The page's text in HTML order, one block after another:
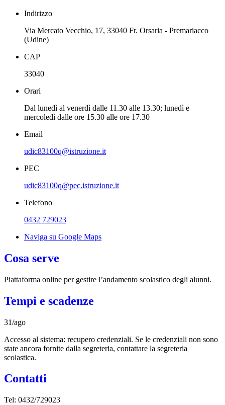
Indirizzo
Via Mercato Vecchio, 17, 33040 Fr. Orsaria - Premariacco
(Udine)
CAP
33040
Orari
Dal lunedì al venerdì dalle 11.30 alle 13.30; lunedì e
mercoledì dalle ore 15.30 alle ore 17.30
Email
udic83100q@istruzione.it
PEC
udic83100q@pec.istruzione.it
Telefono
0432 729023
Naviga su Google Maps
Cosa serve
Piattaforma online per gestire l’andamento scolastico degli alunni.
Tempi e scadenze
31/ago
Accesso al sistema: recupero credenziali. Se le credenziali non sono
state ancora fornite dalla segreteria, contattare la segreteria
scolastica.
Contatti
Tel: 0432/729023